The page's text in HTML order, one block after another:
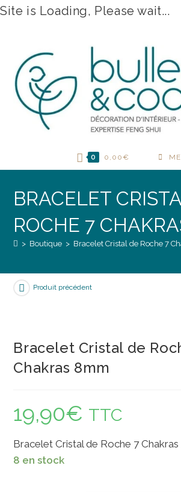
Site is Loading, Please wait...
0 0,00 €
BRACELET
ROCHE 7
> Boutique > Bracelet Cristal de Roche 7
Produit précédent
Bracelet Cristal de
Chakras 8mm
19,90€ TTC
Bracelet Cristal de Roche 7
8 en stock